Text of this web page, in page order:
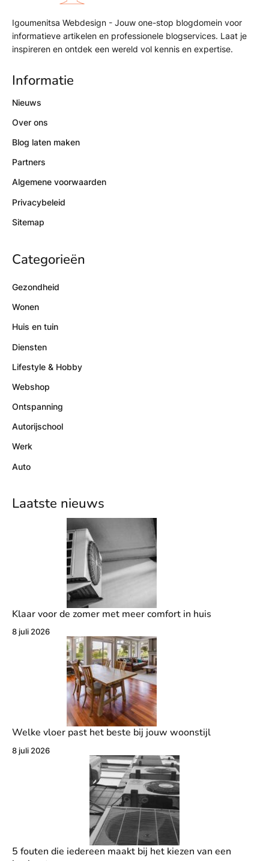
Igoumenitsa Webdesign - Jouw one-stop blogdomein voor
informatieve artikelen en professionele blogservices. Laat je
inspireren en ontdek een wereld vol kennis en expertise.
Informatie
Nieuws
Over ons
Blog laten maken
Partners
Algemene voorwaarden
Privacybeleid
Sitemap
Categorieën
Gezondheid
Wonen
Huis en tuin
Diensten
Lifestyle & Hobby
Webshop
Ontspanning
Autorijschool
Werk
Auto
Laatste nieuws
Klaar voor de zomer met meer comfort in huis
8 juli 2026
Welke vloer past het beste bij jouw woonstijl
8 juli 2026
5 fouten die iedereen maakt bij het kiezen van een